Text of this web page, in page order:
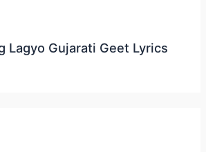
Lagyo Gujarati Geet Lyrics